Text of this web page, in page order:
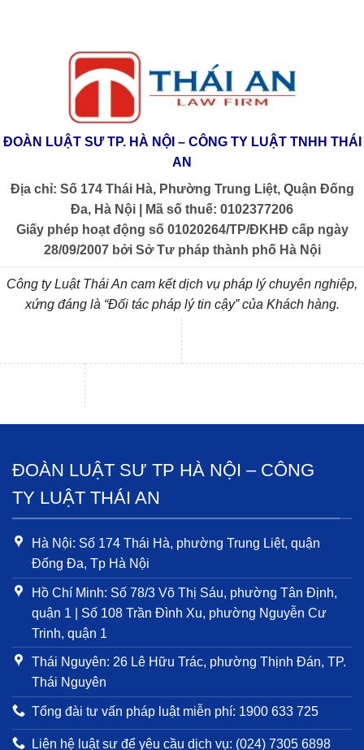
ĐOÀN LUẬT SƯ TP. HÀ NỘI – CÔNG TY LUẬT TNHH THÁI
AN
Địa chỉ: Số 174 Thái Hà, Phường Trung Liệt, Quận Đống
Đa, Hà Nội | Mã số thuế: 0102377206
Giấy phép hoạt động số 01020264/TP/ĐKHĐ cấp ngày
28/09/2007 bởi Sở Tư pháp thành phố Hà Nội
Công ty Luật Thái An cam kết dịch vụ pháp lý chuyên nghiệp,
xứng đáng là “Đối tác pháp lý tin cậy” của Khách hàng.
ĐOÀN LUẬT SƯ TP HÀ NỘI – CÔNG
TY LUẬT THÁI AN
Hà Nội: Số 174 Thái Hà, phường Trung Liệt, quận
Đống Đa, Tp Hà Nội
Hồ Chí Minh: Số 78/3 Võ Thị Sáu, phường Tân Định,
quận 1 | Số 108 Trần Đình Xu, phường Nguyễn Cư
Trinh, quận 1
Thái Nguyên: 26 Lê Hữu Trác, phường Thịnh Đán, TP.
Thái Nguyên
Tổng đài tư vấn pháp luật miễn phí: 1900 633 725
Liên hệ luật sư để yêu cầu dịch vụ: (024) 7305 6898